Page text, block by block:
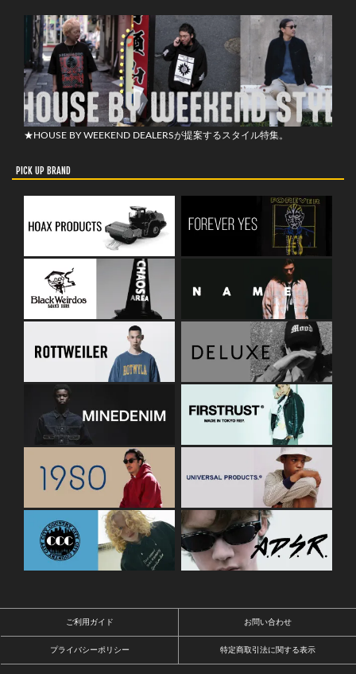
★HOUSE BY WEEKEND DEALERSが提案するスタイル特集。
PICK UP BRAND
ご利用ガイド お問い合わせ
プライバシーポリシー 特定商取引法に関する表示